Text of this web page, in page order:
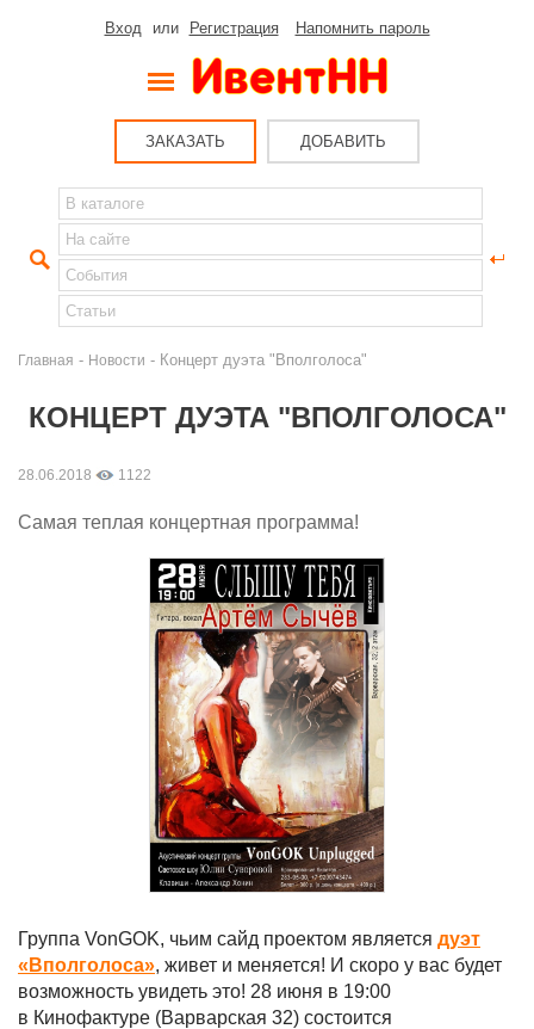
Вход или Регистрация Напомнить пароль
ЗАКАЗАТЬ ДОБАВИТЬ
Главная - Новости - Концерт дуэта "Вполголоса"
КОНЦЕРТ ДУЭТА "ВПОЛГОЛОСА"
28.06.2018 1122
Самая теплая концертная программа!
Группа VonGOK, чьим сайд проектом является дуэт
«Вполголоса», живет и меняется! И скоро у вас будет
возможность увидеть это! 28 июня в 19:00
в Кинофактуре (Варварская 32) состоится